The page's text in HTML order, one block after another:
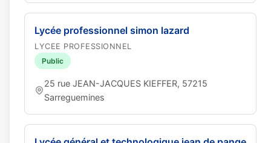
Lycée professionnel simon lazard
LYCEE PROFESSIONNEL
Public
25 rue JEAN-JACQUES KIEFFER, 57215
Sarreguemines